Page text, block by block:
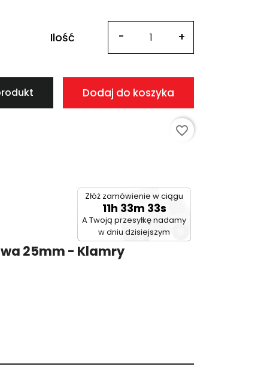
Ilość
Dodaj do koszyka
favorite_border
Złóż zamówienie w ciągu
11h 33m 33s
A Twoją przesyłkę nadamy
w dniu dzisiejszym
25mm - Klamry